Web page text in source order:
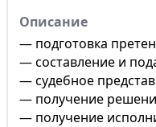
— подготовка
— составление и
— судебное
— получение
— получение